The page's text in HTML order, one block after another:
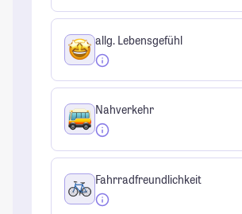
allg. Lebensgefühl
Nahverkehr
Fahrradfreundlichkeit